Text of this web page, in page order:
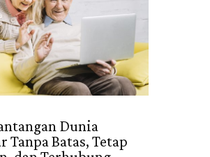
Dunia
Tanpa Batas, Tetap